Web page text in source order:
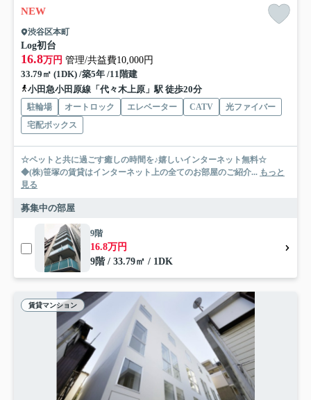
NEW
渋谷区本町
Log初台
16.8万円 管理/共益費10,000円
33.79㎡ (1DK) /築5年 /11階建
小田急小田原線「代々木上原」駅 徒歩20分
駐輪場 オートロック エレベーター CATV
光ファイバー
宅配ボックス
☆ペットと共に過ごす癒しの時間を♪嬉しいインターネット無料☆
◆(株)笹塚の賃貸はインターネット上の全てのお部屋のご紹介... もっと
見る
募集中の部屋
9階
16.8万円
9階 / 33.79㎡ / 1DK
賃貸マンション